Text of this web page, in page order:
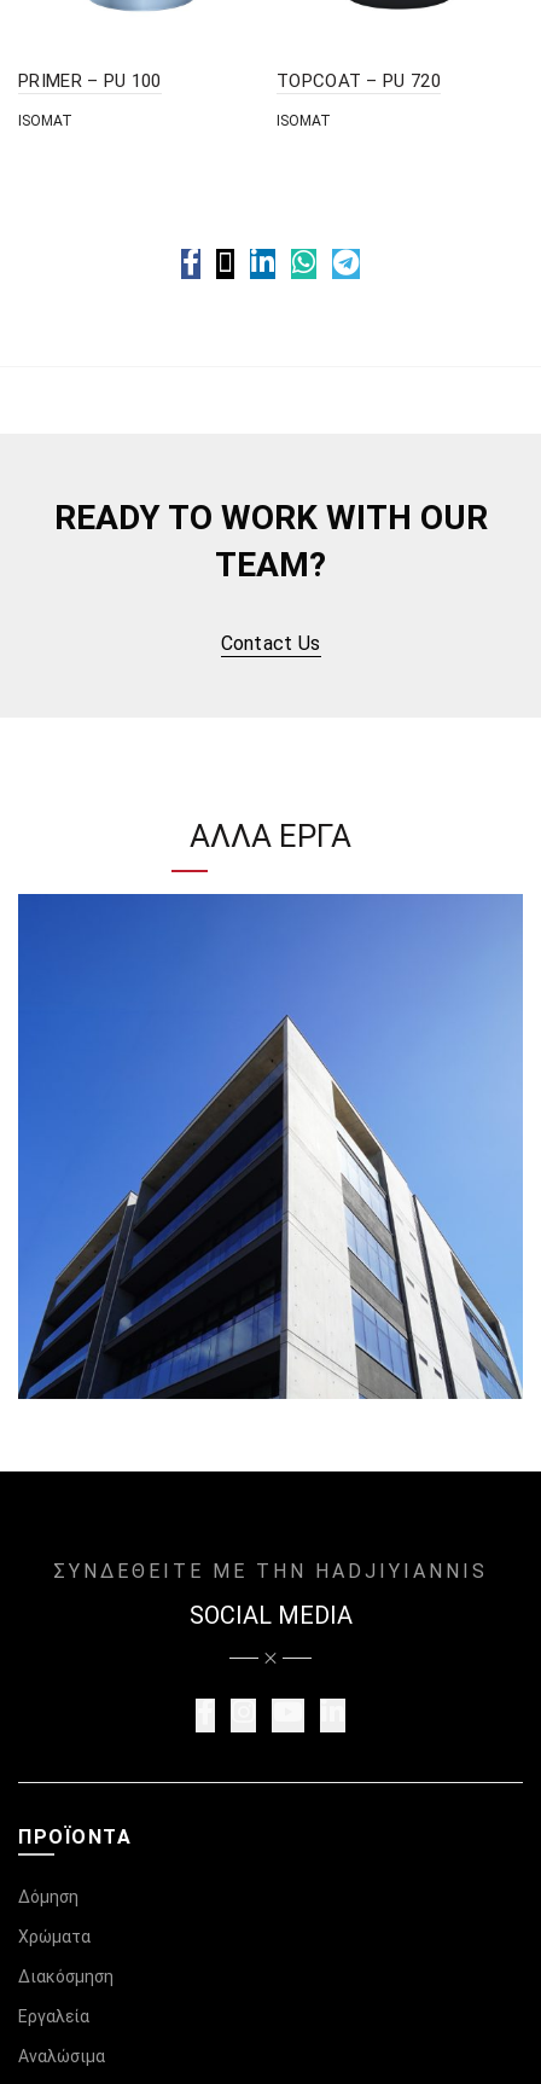
PRIMER – PU 100
ISOMAT
TOPCOAT – PU 720
ISOMAT
READY TO WORK WITH OUR
TEAM?
Contact Us
ΆΛΛΑ ΈΡΓΑ
ΣΥΝΔΕΘΕΙΤΕ ΜΕ ΤΗΝ HADJIYIANNIS
SOCIAL MEDIA
ΠΡΟΪΌΝΤΑ
Δόμηση
Χρώματα
Διακόσμηση
Εργαλεία
Αναλώσιμα